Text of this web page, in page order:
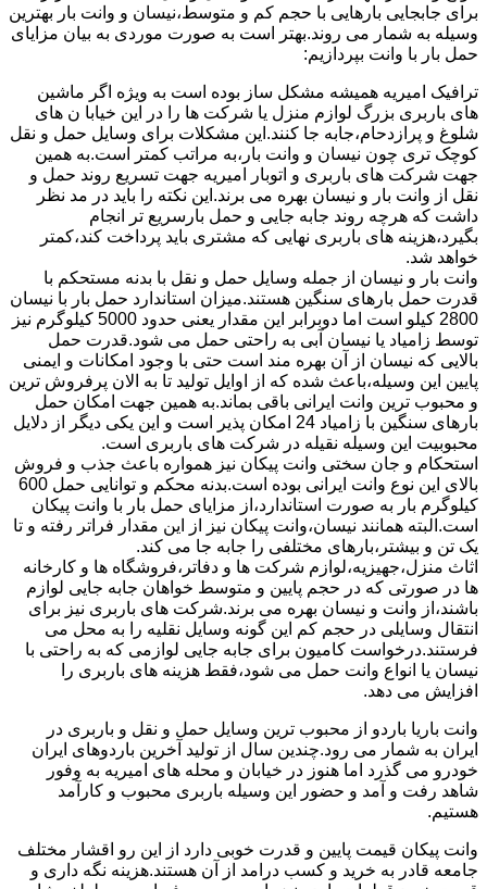
برای جابجایی بارهایی با حجم کم و متوسط،نیسان و وانت بار بهترین
وسیله به شمار می روند.بهتر است به صورت موردی به بیان مزایای
حمل بار با وانت بپردازیم:
ترافیک امیریه همیشه مشکل ساز بوده است به ویژه اگر ماشین
های باربری بزرگ لوازم منزل یا شرکت ها را در این خیابا ن های
شلوغ و پرازدحام،جابه جا کنند.این مشکلات برای وسایل حمل و نقل
کوچک تری چون نیسان و وانت بار،به مراتب کمتر است.به همین
جهت شرکت های باربری و اتوبار امیریه جهت تسریع روند حمل و
نقل از وانت بار و نیسان بهره می برند.این نکته را باید در مد نظر
داشت که هرچه روند جابه جایی و حمل بارسریع تر انجام
بگیرد،هزینه های باربری نهایی که مشتری باید پرداخت کند،کمتر
خواهد شد.
وانت بار و نیسان از جمله وسایل حمل و نقل با بدنه مستحکم با
قدرت حمل بارهای سنگین هستند.میزان استاندارد حمل بار با نیسان
2800 کیلو است اما دوبرابر این مقدار یعنی حدود 5000 کیلوگرم نیز
توسط زامیاد یا نیسان آبی به راحتی حمل می شود.قدرت حمل
بالایی که نیسان از آن بهره مند است حتی با وجود امکانات و ایمنی
پایین این وسیله،باعث شده که از اوایل تولید تا به الان پرفروش ترین
و محبوب ترین وانت ایرانی باقی بماند.به همین جهت امکان حمل
بارهای سنگین با زامیاد 24 امکان پذیر است و این یکی دیگر از دلایل
محبوبیت این وسیله نقیله در شرکت های باربری است.
استحکام و جان سختی وانت پیکان نیز همواره باعث جذب و فروش
بالای این نوع وانت ایرانی بوده است.بدنه محکم و توانایی حمل 600
کیلوگرم بار به صورت استاندارد،از مزایای حمل بار با وانت پیکان
است.البته همانند نیسان،وانت پیکان نیز از این مقدار فراتر رفته و تا
یک تن و بیشتر،بارهای مختلفی را جابه جا می کند.
اثاث منزل،جهیزیه،لوازم شرکت ها و دفاتر،فروشگاه ها و کارخانه
ها در صورتی که در حجم پایین و متوسط خواهان جابه جایی لوازم
باشند،از وانت و نیسان بهره می برند.شرکت های باربری نیز برای
انتقال وسایلی در حجم کم این گونه وسایل نقلیه را به محل می
فرستند.درخواست کامیون برای جابه جایی لوازمی که به راحتی با
نیسان یا انواع وانت حمل می شود،فقط هزینه های باربری را
افزایش می دهد.
وانت باریا باردو از محبوب ترین وسایل حمل و نقل و باربری در
ایران به شمار می رود.چندین سال از تولید آخرین باردوهای ایران
خودرو می گذرد اما هنوز در خیابان و محله های امیریه به وفور
شاهد رفت و آمد و حضور این وسیله باربری محبوب و کارآمد
هستیم.
وانت پیکان قیمت پایین و قدرت خوبی دارد از این رو اقشار مختلف
جامعه قادر به خرید و کسب درامد از آن هستند.هزینه نگه داری و